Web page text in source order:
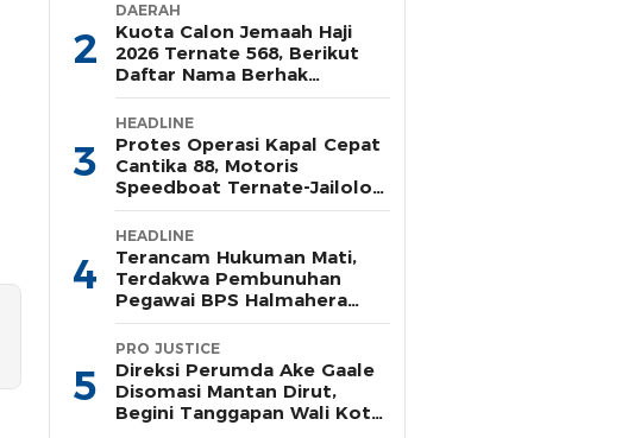
2
DAERAH
Kuota Calon Jemaah Haji
2026 Ternate 568, Berikut
Daftar Nama Berhak
Pelunasan Tahap Satu
3
HEADLINE
Protes Operasi Kapal Cepat
Cantika 88, Motoris
Speedboat Ternate-Jailolo
Siap Aksi di Tengah Laut
4
HEADLINE
Terancam Hukuman Mati,
Terdakwa Pembunuhan
Pegawai BPS Halmahera
Timur Terima Dakwaan JPU
5
PRO JUSTICE
Direksi Perumda Ake Gaale
Disomasi Mantan Dirut,
Begini Tanggapan Wali Kota